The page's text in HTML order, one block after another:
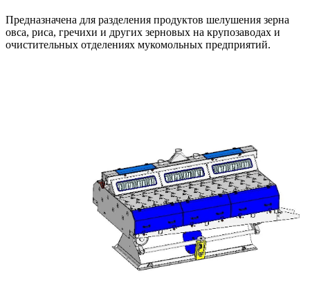
Предназначена для разделения продуктов шелушения зерна
овса, риса, гречихи и других зерновых на крупозаводах и
очистительных отделениях мукомольных предприятий.